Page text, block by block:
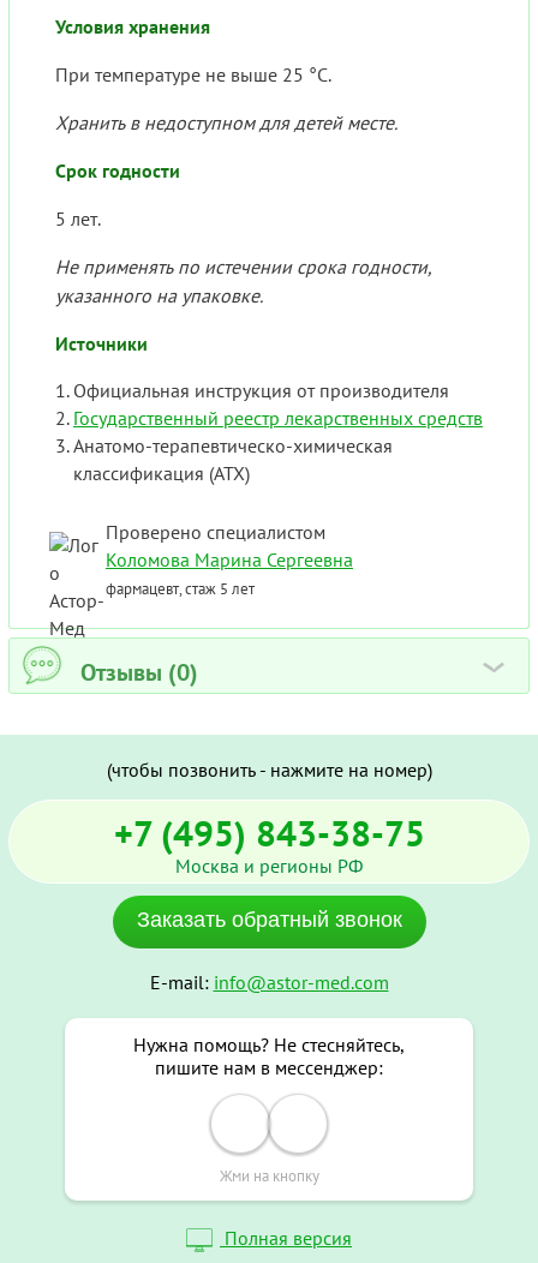
Условия хранения
При температуре не выше 25 °C.
Хранить в недоступном для детей месте.
Срок годности
5 лет.
Не применять по истечении срока годности,
указанного на упаковке.
Источники
Официальная инструкция от производителя
Государственный реестр лекарственных средств
Анатомо-терапевтическо-химическая
классификация (ATX)
Проверено специалистом
Коломова Марина Сергеевна
фармацевт, стаж 5 лет
Отзывы (0) ›
(чтобы позвонить - нажмите на номер)
+7 (495) 843-38-75
Москва и регионы РФ
Заказать обратный звонок
E-mail: info@astor-med.com
Нужна помощь? Не стесняйтесь,
пишите нам в мессенджер:
Жми на кнопку
Полная версия